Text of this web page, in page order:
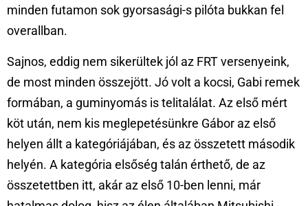
minden futamon sok gyorsasági-s pilóta bukkan fel
overallban.
Sajnos, eddig nem sikerültek jól az FRT versenyeink,
de most minden összejött. Jó volt a kocsi, Gabi remek
formában, a guminyomás is telitalálat. Az első mért
köt után, nem kis meglepetésünkre Gábor az első
helyen állt a kategóriájában, és az összetett második
helyén. A kategória elsőség talán érthető, de az
összetettben itt, akár az első 10-ben lenni, már